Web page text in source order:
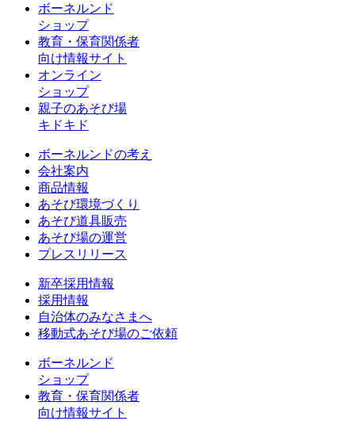
ボーネルンド
ショップ
教育・保育関係者
向け情報サイト
オンライン
ショップ
親子のあそび場
キドキド
ボーネルンドの考え
会社案内
商品情報
あそび環境づくり
あそび道具販売
あそび場の運営
プレスリリース
新卒採用情報
採用情報
自治体のみなさまへ
移動式あそび場のご依頼
ボーネルンド
ショップ
教育・保育関係者
向け情報サイト